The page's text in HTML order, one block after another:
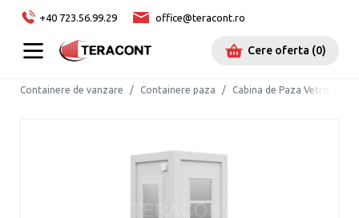
+40 723.56.99.29 office@teracont.ro
Cere oferta (0)
Containere de vanzare Containere paza Cabina de Paza Vetro 1